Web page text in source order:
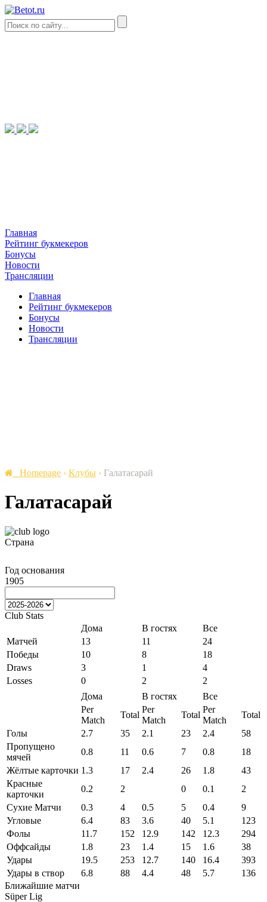
Главная
Рейтинг букмекеров
Бонусы
Новости
Трансляции
Главная
Рейтинг букмекеров
Бонусы
Новости
Трансляции
Homepage › Клубы › Галатасарай
Галатасарай
Страна
Год основания
1905
Club Stats
Дома
В гостях
Все
Матчей
13 11
24
Победы
10 8
18
Draws
3 1
4
Losses
0 2
2
Дома
В гостях
Все
Per
Match
Total
Per
Match
Total
Per
Match
Total
Голы
2.7 35 2.1 23 2.4
58
Пропущено
мячей
0.8 11 0.6 7 0.8
18
Жёлтые карточки 1.3 17 2.4 26 1.8
43
Красные
карточки
0.2 2 0 0.1
2
Сухие Матчи
0.3 4 0.5 5 0.4
9
Угловые
6.4 83 3.6 40 5.1
123
Фолы
11.7 152 12.9 142 12.3
294
Оффсайды
1.8 23 1.4 15 1.6
38
Удары
19.5 253 12.7 140 16.4
393
Удары в створ
6.8 88 4.4 48 5.7
136
Ближайшие матчи
Süper Lig